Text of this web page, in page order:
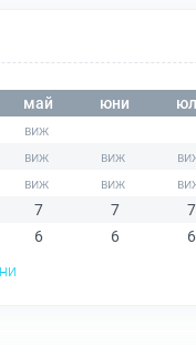
май юни
7 7
7
6 6
6